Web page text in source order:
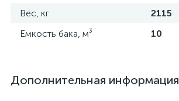
Вес, кг
2115
Емкость бака, м³
10
Дополнительная информация